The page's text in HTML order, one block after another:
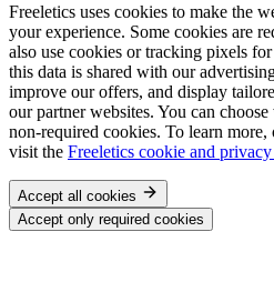
Freeletics uses cookies to make the
your experience. Some cookies are
also use cookies or tracking pixels
this data is shared with our
improve our offers, and display
our partner websites. You can
non-required cookies. To learn more,
visit the Freeletics cookie and
Accept all cookies
Accept only required cookies